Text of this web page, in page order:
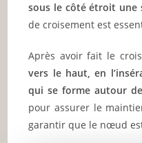
sous le côté étroit une
de croisement est
Après avoir fait le
vers le haut, en
qui se forme autour
pour assurer le
garantir que le nœud